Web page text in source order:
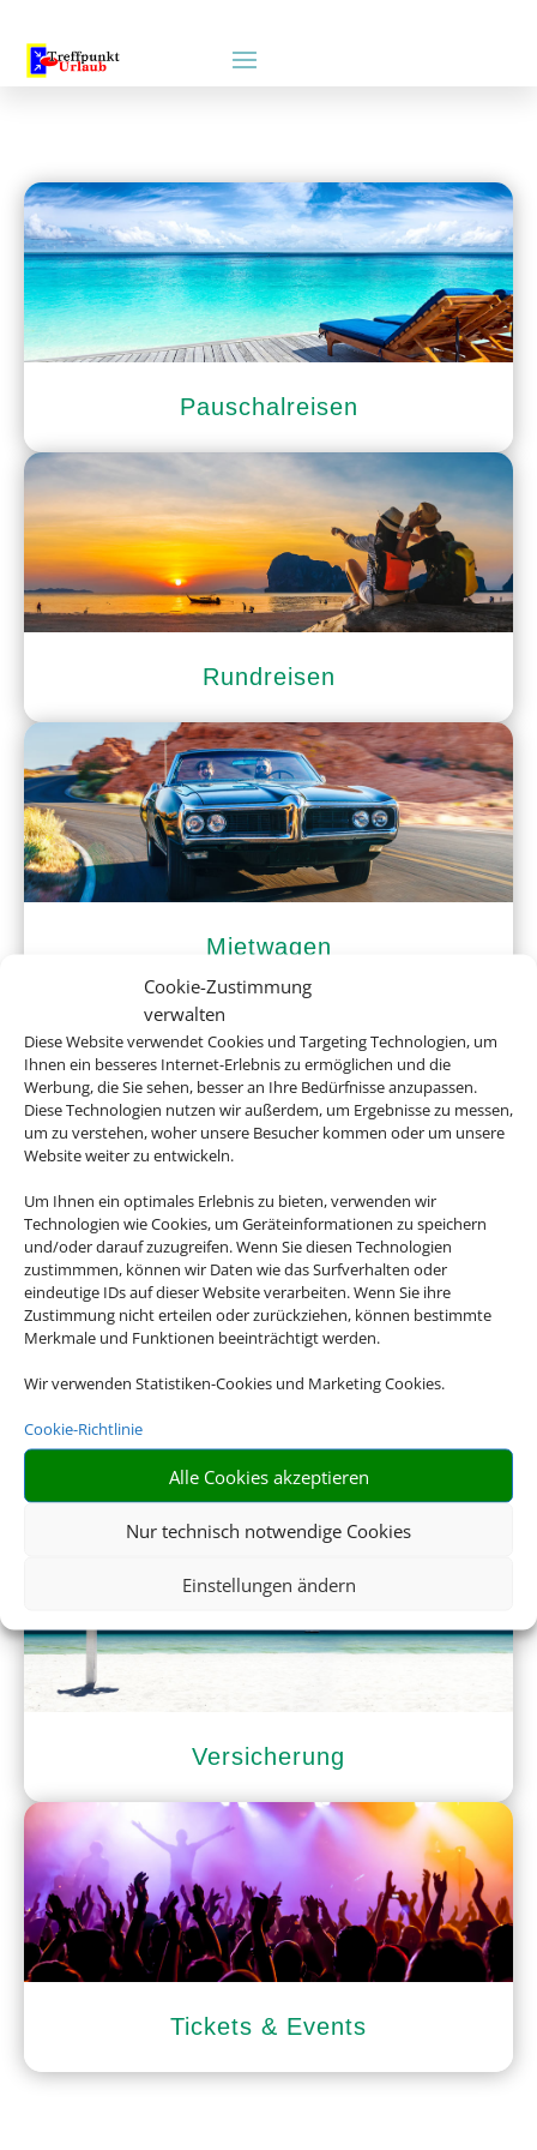
Cookie-Zustimmung
verwalten
Diese Website verwendet Cookies und Targeting Technologien, um
Ihnen ein besseres Internet-Erlebnis zu ermöglichen und die
Werbung, die Sie sehen, besser an Ihre Bedürfnisse anzupassen.
Diese Technologien nutzen wir außerdem, um Ergebnisse zu messen,
um zu verstehen, woher unsere Besucher kommen oder um unsere
Website weiter zu entwickeln.
Um Ihnen ein optimales Erlebnis zu bieten, verwenden wir
Technologien wie Cookies, um Geräteinformationen zu speichern
und/oder darauf zuzugreifen. Wenn Sie diesen Technologien
zustimmmen, können wir Daten wie das Surfverhalten oder
eindeutige IDs auf dieser Website verarbeiten. Wenn Sie ihre
Zustimmung nicht erteilen oder zurückziehen, können bestimmte
Merkmale und Funktionen beeinträchtigt werden.
Wir verwenden Statistiken-Cookies und Marketing Cookies.
Cookie-Richtlinie
Alle Cookies akzeptieren
Nur technisch notwendige Cookies
Einstellungen ändern
Pauschalreisen
Rundreisen
Mietwagen
Klassenfahrten
Gruppenreisen
Versicherung
Tickets & Events